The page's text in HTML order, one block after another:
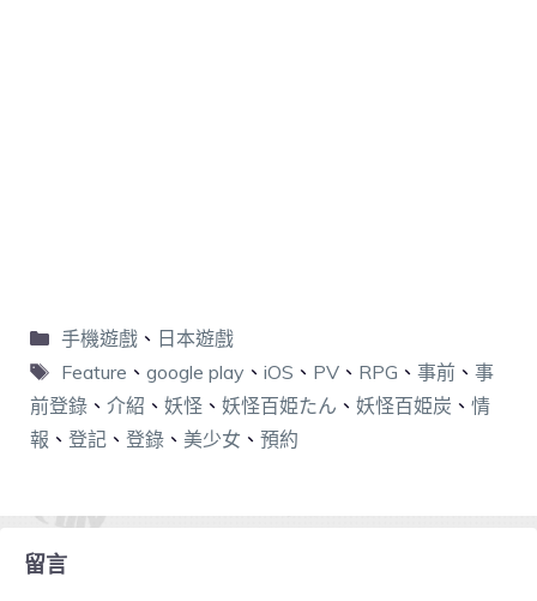
手機遊戲、 日本遊戲
Feature 、 google play 、 iOS 、 PV、 RPG 、 事前、 事
前登錄 、 介紹 、 妖怪 、 妖怪百姫たん 、 妖怪百姫炭 、 情
報 、 登記 、 登錄 、 美少女 、 預約
留言